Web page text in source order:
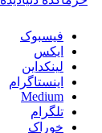
فیسبوک
ایکس
لینکداین
اینستاگرام
Medium
تلگرام
خوراک